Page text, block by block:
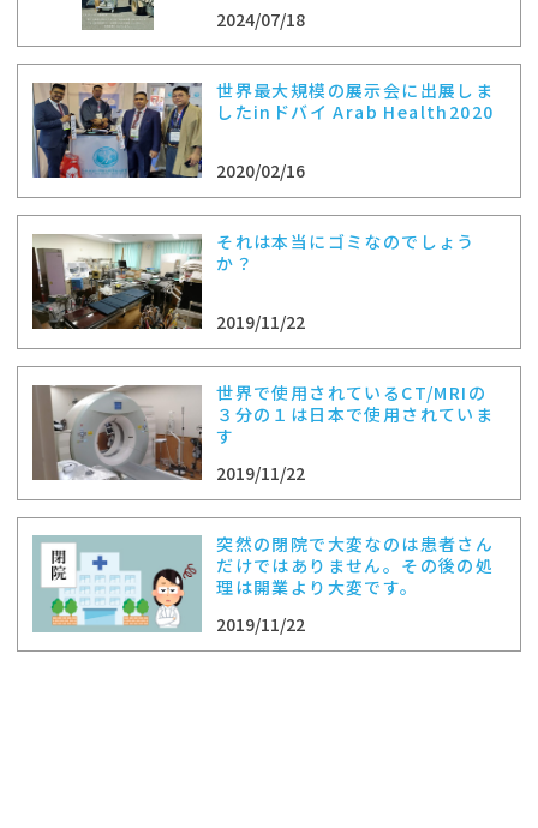
2024/07/18
世界最大規模の展示会に出展しま
したinドバイ Arab Health2020
2020/02/16
それは本当にゴミなのでしょう
か？
2019/11/22
世界で使用されているCT/MRIの
３分の１は日本で使用されていま
す
2019/11/22
突然の閉院で大変なのは患者さん
だけではありません。その後の処
理は開業より大変です。
2019/11/22